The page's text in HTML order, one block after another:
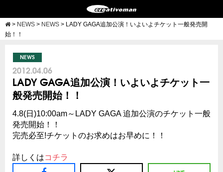
> NEWS > NEWS > LADY GAGA追加公演！いよいよチケット一般発売開
始！！
NEWS
2012.04.06
LADY GAGA追加公演！いよいよチケット一
般発売開始！！
4.8(日)10:00am～LADY GAGA 追加公演のチケット一般
発売開始！！
完売必至!チケットのお求めはお早めに！！
詳しくはコチラ